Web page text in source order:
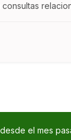
consultas
el mes